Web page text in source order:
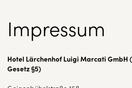
Impressum
Hotel Lärchenhof Luigi Marcati GmbH
Gesetz §5)